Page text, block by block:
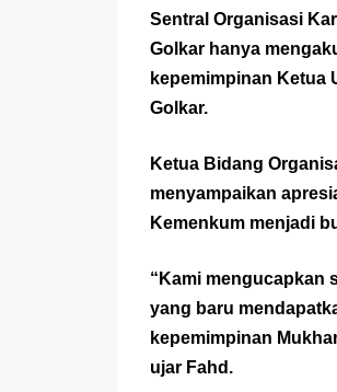
Sentral Organisasi
Golkar hanya
kepemimpinan Ketua
Golkar.
Ketua Bidang
menyampaikan
Kemenkum menjadi
“Kami mengucapkan
yang baru
kepemimpinan
ujar Fahd.